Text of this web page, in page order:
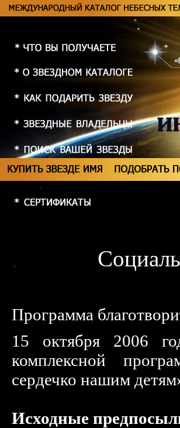
Программа
15 октября 2006
комплексной
сердечко нашим
Исходные